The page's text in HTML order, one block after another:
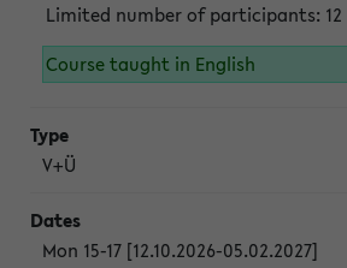
Limited number of participants: 12
Course taught in English
V+Ü
Mon 15-17 [12.10.2026-05.02.2027]